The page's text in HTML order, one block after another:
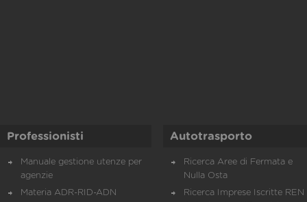
Professionisti
Manuale gestione utenze per
agenzie
Materia ADR-RID-ADN
Autotrasporto
Ricerca Aree di Fermata e
Nulla Osta
Ricerca Imprese Iscritte REN